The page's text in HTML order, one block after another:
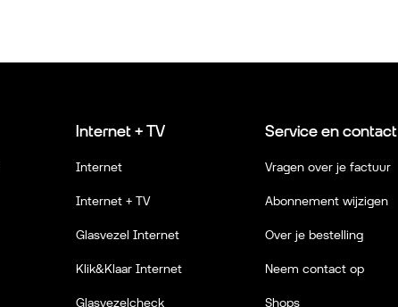
Internet + TV
Internet
Internet + TV
Glasvezel Internet
Klik&Klaar Internet
Glasvezelcheck
Service en contact
Vragen over je factuur
Abonnement wijzigen
Over je bestelling
Neem contact op
Shops